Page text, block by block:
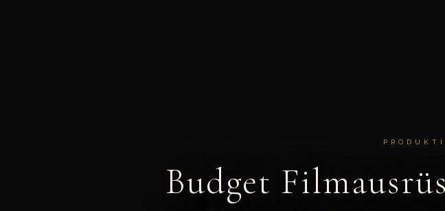
Budget